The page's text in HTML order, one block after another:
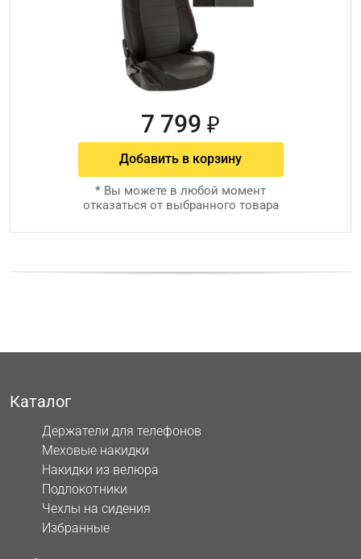
7 799 ₽
Добавить в корзину
* Вы можете в любой момент
отказаться от выбранного товара
Каталог
Держатели для телефонов
Меховые накидки
Накидки из велюра
Подлокотники
Чехлы на сидения
Избранные